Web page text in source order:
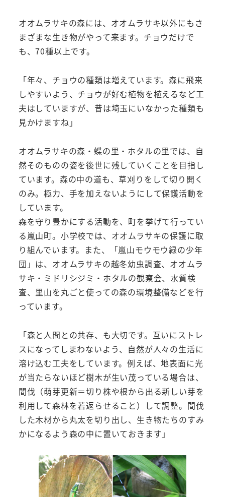
オオムラサキの森には、オオムラサキ以外にもさ
まざまな生き物がやって来ます。チョウだけで
も、70種以上です。
「年々、チョウの種類は増えています。森に飛来
しやすいよう、チョウが好む植物を植えるなど工
夫はしていますが、昔は埼玉にいなかった種類も
見かけますね」
オオムラサキの森・蝶の里・ホタルの里では、自
然そのものの姿を後世に残していくことを目指し
ています。森の中の道も、草刈りをして切り開く
のみ。極力、手を加えないようにして保護活動を
しています。
森を守り豊かにする活動を、町を挙げて行ってい
る嵐山町。小学校では、オオムラサキの保護に取
り組んでいます。また、「嵐山モウモウ緑の少年
団」は、オオムラサキの越冬幼虫調査、オオムラ
サキ・ミドリシジミ・ホタルの観察会、水質検
査、里山を丸ごと使っての森の環境整備などを行
っています。
「森と人間との共存、も大切です。互いにストレ
スになってしまわないよう、自然が人々の生活に
溶け込む工夫をしています。例えば、地表面に光
が当たらないほど樹木が生い茂っている場合は、
間伐（萌芽更新＝切り株や根から出る新しい芽を
利用して森林を若返らせること）して調整。間伐
した木材から丸太を切り出し、生き物たちのすみ
かになるよう森の中に置いておきます」